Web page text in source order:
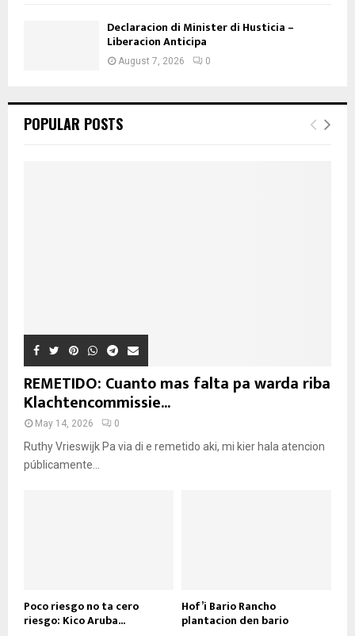
Declaracion di Minister di Husticia –
Liberacion Anticipa
August 7, 2026 0
POPULAR POSTS
REMETIDO: Cuanto mas falta pa warda riba
Klachtencommissie...
May 14, 2026 0
Ruthy Vrieswijk Pa via di e remetido aki, mi kier hala atencion
públicamente...
Poco riesgo no ta cero
riesgo: Kico Aruba...
Hof’i Bario Rancho
plantacion den bario